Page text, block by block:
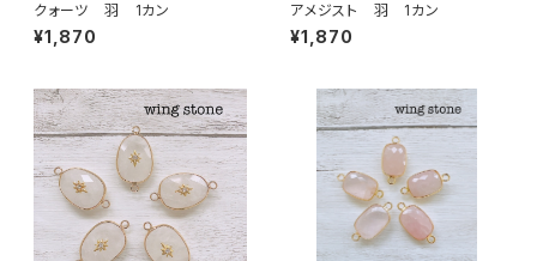
クォーツ 羽 1カン
¥1,870
アメジスト 羽 1カン
¥1,870